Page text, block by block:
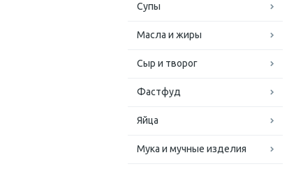
Супы
Масла и жиры
Сыр и творог
Фастфуд
Яйца
Мука и мучные изделия